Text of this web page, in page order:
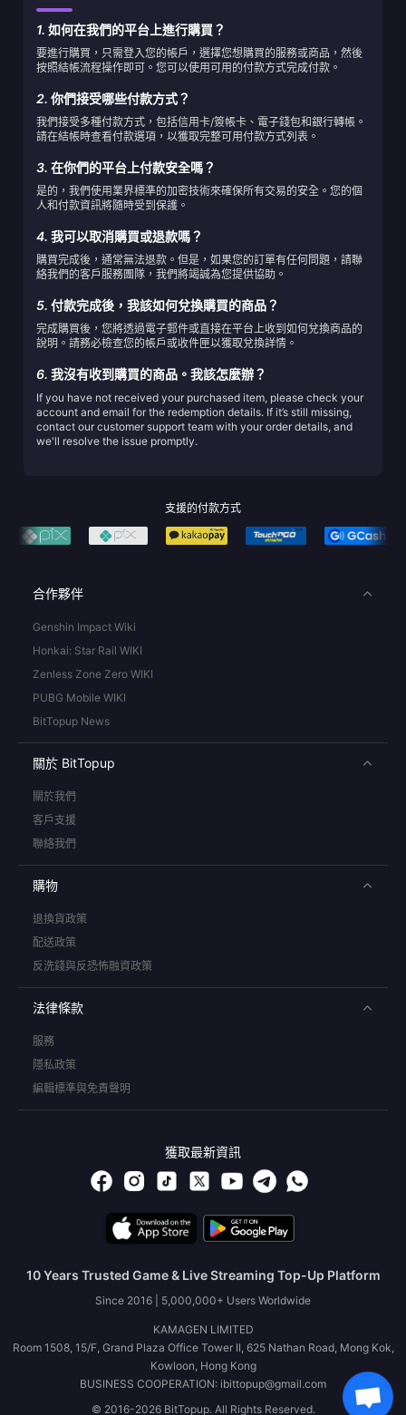
1. 如何在我們的平台上進行購買？
要進行購買，只需登入您的帳戶，選擇您想購買的服務或商品，然後
按照結帳流程操作即可。您可以使用可用的付款方式完成付款。
2. 你們接受哪些付款方式？
我們接受多種付款方式，包括信用卡/簽帳卡、電子錢包和銀行轉帳。
請在結帳時查看付款選項，以獲取完整可用付款方式列表。
3. 在你們的平台上付款安全嗎？
是的，我們使用業界標準的加密技術來確保所有交易的安全。您的個
人和付款資訊將隨時受到保護。
4. 我可以取消購買或退款嗎？
購買完成後，通常無法退款。但是，如果您的訂單有任何問題，請聯
絡我們的客戶服務團隊，我們將竭誠為您提供協助。
5. 付款完成後，我該如何兌換購買的商品？
完成購買後，您將透過電子郵件或直接在平台上收到如何兌換商品的
說明。請務必檢查您的帳戶或收件匣以獲取兌換詳情。
6. 我沒有收到購買的商品。我該怎麼辦？
If you have not received your purchased item, please check your
account and email for the redemption details. If it’s still missing,
contact our customer support team with your order details, and
we'll resolve the issue promptly.
支援的付款方式
合作夥伴
Genshin Impact Wiki
Honkai: Star Rail WIKI
Zenless Zone Zero WIKI
PUBG Mobile WIKI
BitTopup News
關於 BitTopup
關於我們
客戶支援
聯絡我們
購物
退換貨政策
配送政策
反洗錢與反恐怖融資政策
法律條款
服務
隱私政策
編輯標準與免責聲明
獲取最新資訊
10 Years Trusted Game & Live Streaming Top-Up Platform
Since 2016 | 5,000,000+ Users Worldwide
KAMAGEN LIMITED
Room 1508, 15/F, Grand Plaza Office Tower II, 625 Nathan Road, Mong Kok,
Kowloon, Hong Kong
BUSINESS COOPERATION: ibittopup@gmail.com
© 2016-2026 BitTopup. All Rights Reserved.